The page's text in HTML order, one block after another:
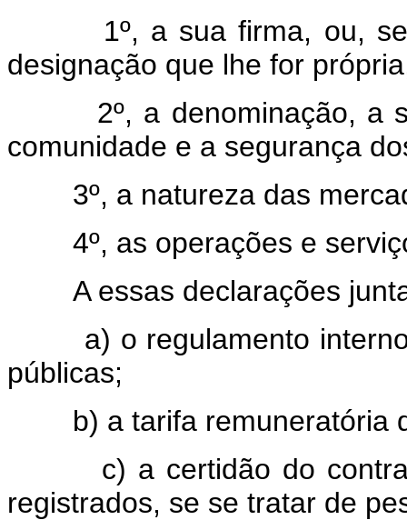
1º, a sua firma, ou, se
designação que lhe for
2º, a denominação, a
comunidade e a segurança
3º, a natureza das
4º, as operações e
A essas declarações
a) o regulamento interno
públicas;
b) a tarifa remuneratória
c) a certidão do contrato
registrados, se se tratar de